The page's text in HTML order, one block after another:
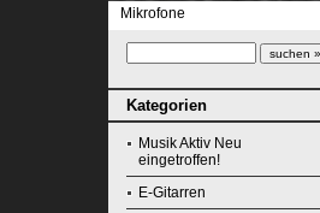
Mikrofone
Kategorien
Musik Aktiv Neu
eingetroffen!
E-Gitarren